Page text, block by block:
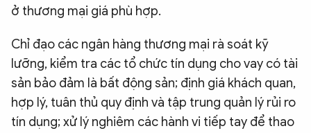
ở thương mại giá phù hợp.
Chỉ đạo các ngân hàng thương mại rà soát kỹ
lưỡng, kiểm tra các tổ chức tín dụng cho vay có tài
sản bảo đảm là bất động sản; định giá khách quan,
hợp lý, tuân thủ quy định và tập trung quản lý rủi ro
tín dụng; xử lý nghiêm các hành vi tiếp tay để thao